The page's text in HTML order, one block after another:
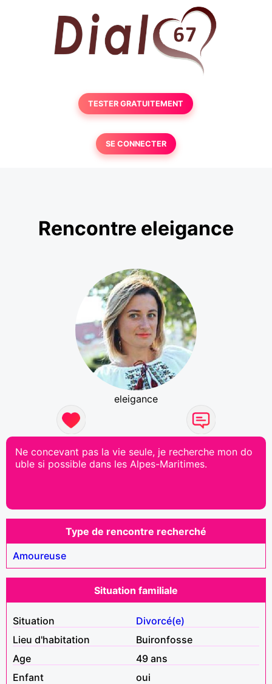
TESTER GRATUITEMENT
SE CONNECTER
Rencontre eleigance
eleigance
Ne concevant pas la vie seule, je recherche mon do
uble si possible dans les Alpes-Maritimes.
Type de rencontre recherché
Amoureuse
Situation familiale
Situation
Divorcé(e)
Lieu d'habitation
Buironfosse
Age
49 ans
Enfant
oui